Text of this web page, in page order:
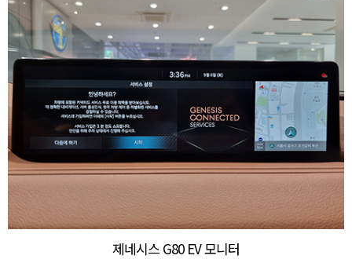
제네시스 G80 EV 모니터